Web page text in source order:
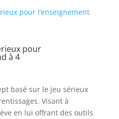
pour
à 4
basé sur le jeu sérieux
Visant à
en lui offrant des outils